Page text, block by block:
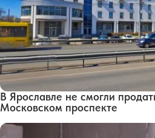
В Ярославле не смогли
Московском проспекте